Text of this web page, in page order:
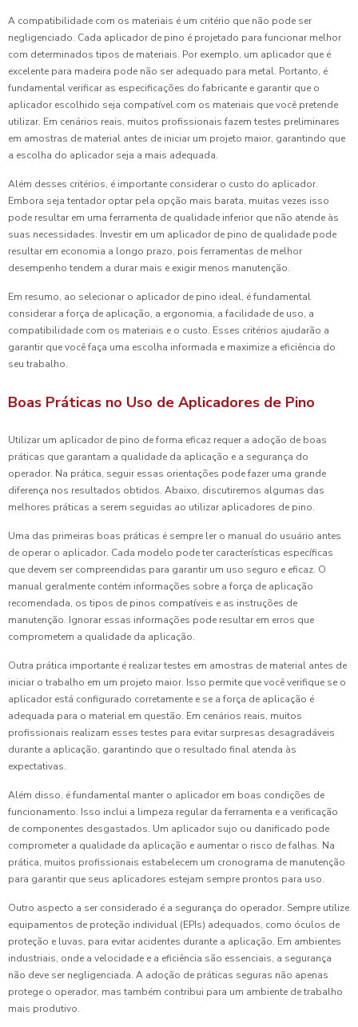
A compatibilidade com os materiais é um critério que não pode ser
negligenciado. Cada aplicador de pino é projetado para funcionar melhor
com determinados tipos de materiais. Por exemplo, um aplicador que é
excelente para madeira pode não ser adequado para metal. Portanto, é
fundamental verificar as especificações do fabricante e garantir que o
aplicador escolhido seja compatível com os materiais que você pretende
utilizar. Em cenários reais, muitos profissionais fazem testes preliminares
em amostras de material antes de iniciar um projeto maior, garantindo que
a escolha do aplicador seja a mais adequada.
Além desses critérios, é importante considerar o custo do aplicador.
Embora seja tentador optar pela opção mais barata, muitas vezes isso
pode resultar em uma ferramenta de qualidade inferior que não atende às
suas necessidades. Investir em um aplicador de pino de qualidade pode
resultar em economia a longo prazo, pois ferramentas de melhor
desempenho tendem a durar mais e exigir menos manutenção.
Em resumo, ao selecionar o aplicador de pino ideal, é fundamental
considerar a força de aplicação, a ergonomia, a facilidade de uso, a
compatibilidade com os materiais e o custo. Esses critérios ajudarão a
garantir que você faça uma escolha informada e maximize a eficiência do
seu trabalho.
Boas Práticas no Uso de Aplicadores de Pino
Utilizar um aplicador de pino de forma eficaz requer a adoção de boas
práticas que garantam a qualidade da aplicação e a segurança do
operador. Na prática, seguir essas orientações pode fazer uma grande
diferença nos resultados obtidos. Abaixo, discutiremos algumas das
melhores práticas a serem seguidas ao utilizar aplicadores de pino.
Uma das primeiras boas práticas é sempre ler o manual do usuário antes
de operar o aplicador. Cada modelo pode ter características específicas
que devem ser compreendidas para garantir um uso seguro e eficaz. O
manual geralmente contém informações sobre a força de aplicação
recomendada, os tipos de pinos compatíveis e as instruções de
manutenção. Ignorar essas informações pode resultar em erros que
comprometem a qualidade da aplicação.
Outra prática importante é realizar testes em amostras de material antes de
iniciar o trabalho em um projeto maior. Isso permite que você verifique se o
aplicador está configurado corretamente e se a força de aplicação é
adequada para o material em questão. Em cenários reais, muitos
profissionais realizam esses testes para evitar surpresas desagradáveis
durante a aplicação, garantindo que o resultado final atenda às
expectativas.
Além disso, é fundamental manter o aplicador em boas condições de
funcionamento. Isso inclui a limpeza regular da ferramenta e a verificação
de componentes desgastados. Um aplicador sujo ou danificado pode
comprometer a qualidade da aplicação e aumentar o risco de falhas. Na
prática, muitos profissionais estabelecem um cronograma de manutenção
para garantir que seus aplicadores estejam sempre prontos para uso.
Outro aspecto a ser considerado é a segurança do operador. Sempre utilize
equipamentos de proteção individual (EPIs) adequados, como óculos de
proteção e luvas, para evitar acidentes durante a aplicação. Em ambientes
industriais, onde a velocidade e a eficiência são essenciais, a segurança
não deve ser negligenciada. A adoção de práticas seguras não apenas
protege o operador, mas também contribui para um ambiente de trabalho
mais produtivo.